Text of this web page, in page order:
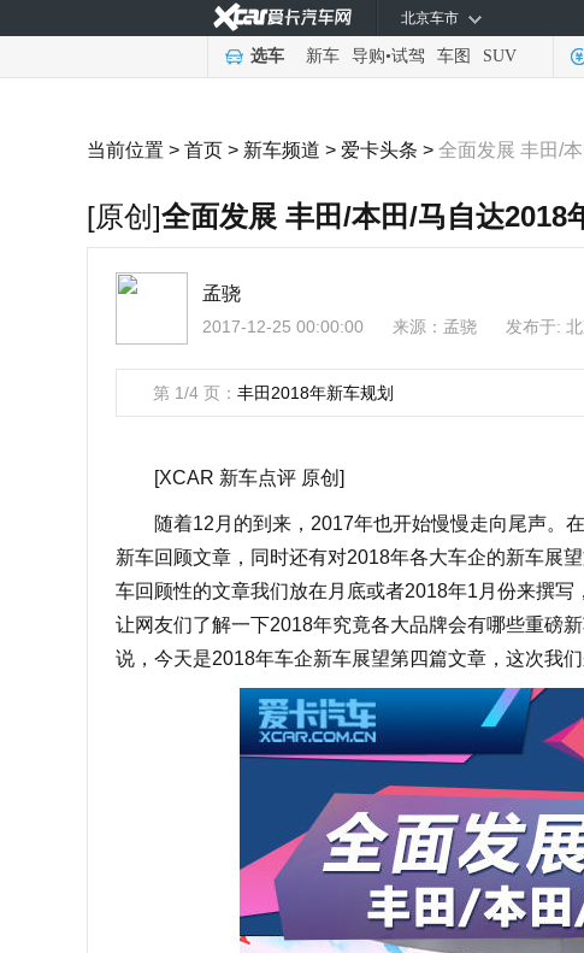
北京车市
选车 新车 导购•试驾 车图 SUV
当前位置 > 首页 > 新车频道 > 爱卡头条 > 全面发展 丰田/
[原创]全面发展 丰田/本田/马自达2018
孟骁
2017-12-25 00:00:00 来源： 孟骁 发布于:
第 1/4 页： 丰田2018年新车规划
[XCAR 新车点评 原创]
随着12月的到来，2017年也开始慢慢走向尾声。在
新车回顾文章，同时还有对2018年各大车企的新车展
车回顾性的文章我们放在月底或者2018年1月份来撰
让网友们了解一下2018年究竟各大品牌会有哪些重磅
说，今天是2018年车企新车展望第四篇文章，这次我